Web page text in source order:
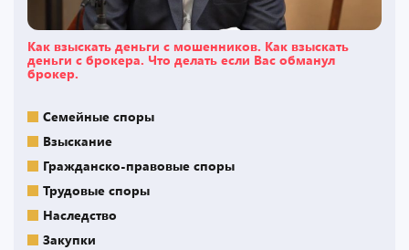
Как взыскать деньги с мошенников. Как взыскать
деньги с брокера. Что делать если Вас обманул
брокер.
Семейные споры
Взыскание
Гражданско-правовые споры
Трудовые споры
Наследство
Закупки